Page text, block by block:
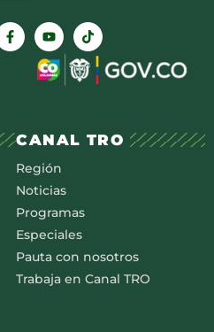
CANAL TRO
Región
Noticias
Programas
Especiales
Pauta con nosotros
Trabaja en Canal TRO